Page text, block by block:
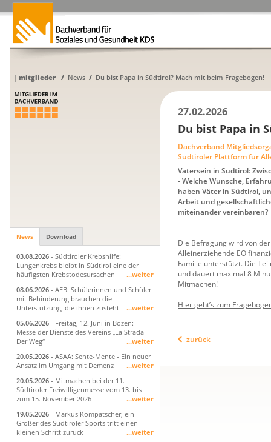
| mitglieder/ News/ Du bist Papa in Südtirol? Mach mit beim Fragebogen!
News Download
03.08.2026 - Südtiroler Krebshilfe:
Lungenkrebs bleibt in Südtirol eine der
häufigsten Krebstodesursachen
...weiter
08.06.2026 - AEB: Schülerinnen und Schüler
mit Behinderung brauchen die
Unterstützung, die ihnen zusteht
...weiter
05.06.2026 - Freitag, 12. Juni in Bozen:
Messe der Dienste des Vereins „La Strada-
Der Weg“
...weiter
20.05.2026 - ASAA: Sente-Mente - Ein neuer
Ansatz im Umgang mit Demenz
...weiter
20.05.2026 - Mitmachen bei der 11.
Südtiroler Freiwilligenmesse vom 13. bis
zum 15. November 2026
...weiter
19.05.2026 - Markus Kompatscher, ein
Großer des Südtiroler Sports tritt einen
kleinen Schritt zurück
...weiter
27.02.2026
Du bist Papa in
Dachverband
Südtiroler Plattform für
Vatersein in Südtirol:
- Welche Wünsche,
haben Väter in Südtirol,
Arbeit und
miteinander vereinbaren?
Die Befragung wird von
Alleinerziehende EO
Familie unterstützt. Die
und dauert maximal 8
Mitmachen!
Hier geht’s zum
zurück